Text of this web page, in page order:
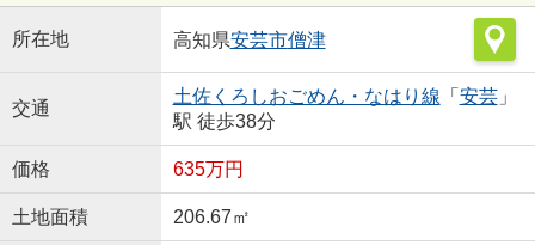
所在地 高知県安芸市僧津
交通
土佐くろしおごめん・なはり線 「 安芸」
駅 徒歩38分
価格 635万円
土地面積 206.67㎡